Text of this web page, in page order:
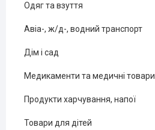
Одяг та взуття
Авіа-, ж/д-, водний транспорт
Дім і сад
Медикаменти та медичні товари
Продукти харчування, напої
Товари для дітей